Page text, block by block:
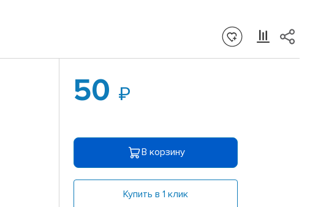
50
В корзину
Купить в 1 клик